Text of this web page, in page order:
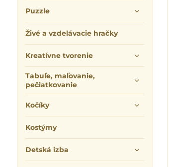
Puzzle
Živé a vzdelávacie hračky
Kreatívne tvorenie
Tabuľe, maľovanie,
pečiatkovanie
Kočíky
Kostýmy
Detská izba